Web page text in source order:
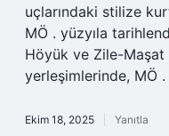
uçlarındaki stilize
MÖ . yüzyıla
Höyük ve Zile-Maşat
yerleşimlerinde, MÖ .
Ekim 18, 2025 Yanıtla